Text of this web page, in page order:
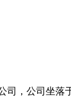
司，公司坐